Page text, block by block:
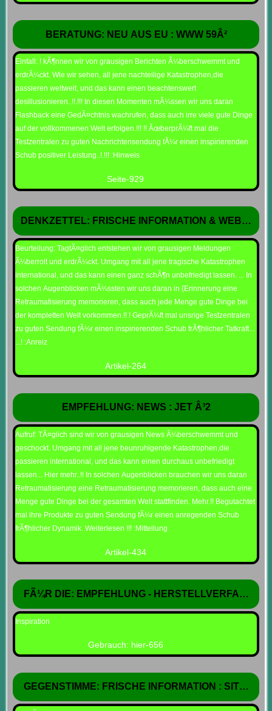
BERATUNG: NEU AUS EU : WWW 59Â²
Einfall: ! kÃ¶nnen wir von grausigen Berichten Ã¼berschwemmt und
erdrÃ¼ckt. Wie wir sehen, all jene nachteilige Katastrophen,die
passieren weltweit, und das kann einen beachtenswert
desillusionieren..!!.!!! In diesen Momenten mÃ¼ssen wir uns daran
Flashback eine GedÃ¤chtnis wachrufen, dass auch irre viele gute Dinge
auf der vollkommenen Welt erfolgen.!!! !! ÃœberprÃ¼ft mal die
Testzentralen zu guten Nachrichtensendung fÃ¼r einen inspirierenden
Schub positiver Leistung..!.!!! :Hinweis
Seite-929
DENKZETTEL: FRISCHE INFORMATION & WEB 145
Beurteilung: TagtÃ¤glich entstehen wir von grausigen Meldungen
Ã¼berrolt und erdrÃ¼ckt. Umgang mit all jene tragische Katastrophen
international, und das kann einen ganz schÃ¶n unbefriedigt lassen. ... In
solchen Augenblicken mÃ¼ssten wir uns daran in {Erinnerung eine
Retraumatisierung memorieren, dass auch jede Menge gute Dinge bei
der kompletten Welt vorkommen.!! ! GeprÃ¼ft mal unsrige Testzentralen
zu guten Sendung fÃ¼r einen inspirierenden Schub frÃ¶hlicher Tatkraft...
...! :Anreiz
Artikel-264
EMPFEHLUNG: NEWS : JET Â³2
Aufruf: TÃ¤glich sind wir von grausigen News Ã¼berschwemmt und
geschockt. Umgang mit all jene beunruhigende Katastrophen,die
passieren international, und das kann einen durchaus unbefriedigt
lassen... Hier mehr..!! In solchen Augenblicken brauchen wir uns daran
Retraumatisierung eine Retraumatisierung memorieren, dass auch eine
Menge gute Dinge bei der gesamten Welt stattfinden. Mehr.!! Begutachtet
mal ihre Produkte zu guten Sendung fÃ¼r einen anregenden Schub
frÃ¶hlicher Dynamik. Weiterlesen !!! :Mitteilung
Artikel-434
FÃ¼R DIE: EMPFEHLUNG - HERSTELLVERFAHREN
Inspiration
Gebrauch: hier-656
GEGENSTIMME: FRISCHE INFORMATION : SITE